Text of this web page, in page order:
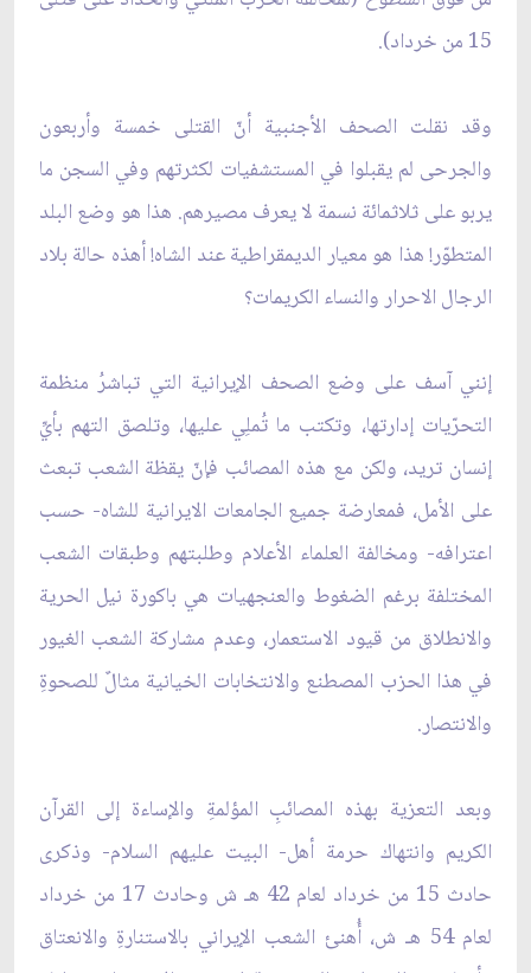
15 من خرداد).
وقد نقلت الصحف الأجنبية أنّ القتلى خمسة وأربعون
والجرحى لم يقبلوا في المستشفيات لكثرتهم وفي السجن ما
يربو على ثلاثمائة نسمة لا يعرف مصيرهم. هذا هو وضع البلد
المتطوّر! هذا هو معيار الديمقراطية عند الشاه! أهذه حالة بلاد
الرجال الاحرار والنساء الكريمات؟
إنني آسف على وضع الصحف الإيرانية التي تباشرُ منظمة
التحرّيات إدارتها، وتكتب ما تُملِي عليها، وتلصق التهم بأيِّ
إنسان تريد، ولكن مع هذه المصائب فإنّ يقظة الشعب تبعث
على الأمل، فمعارضة جميع الجامعات الايرانية للشاه- حسب
اعترافه- ومخالفة العلماء الأعلام وطلبتهم وطبقات الشعب
المختلفة برغم الضغوط والعنجهيات هي باكورة نيل الحرية
والانطلاق من قيود الاستعمار، وعدم مشاركة الشعب الغيور
في هذا الحزب المصطنع والانتخابات الخيانية مثالٌ للصحوةِ
والانتصار.
وبعد التعزية بهذه المصائبِ المؤلمةِ والإساءة إلى القرآن
الكريم وانتهاك حرمة أهل- البيت عليهم السلام- وذكرى
حادث 15 من خرداد لعام 42 هـ ش وحادث 17 من خرداد
لعام 54 هـ ش، أُهنئ الشعب الإيراني بالاستنارةِ والانعتاق